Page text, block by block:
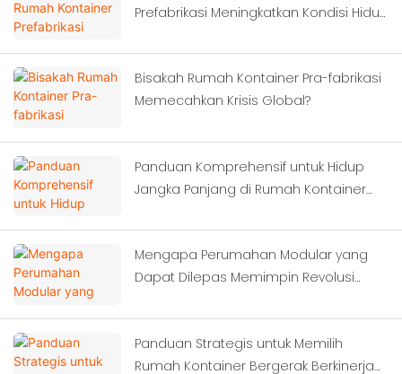
Prefabrikasi Meningkatkan Kondisi Hidup
Bisakah Rumah Kontainer Pra-fabrikasi
Memecahkan Krisis Global?
Panduan Komprehensif untuk Hidup
Jangka Panjang di Rumah Kontainer
Mengapa Perumahan Modular yang
Dapat Dilepas Memimpin Revolusi
Panduan Strategis untuk Memilih
Rumah Kontainer Bergerak Berkinerja